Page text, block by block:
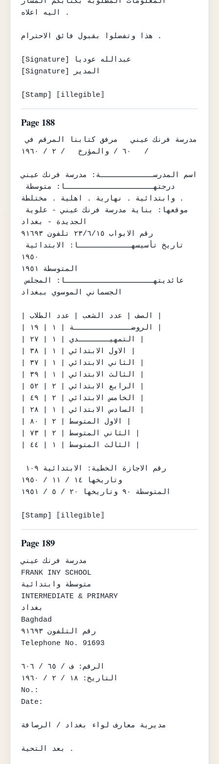
اليه اعلاه .
هذا وتفضلوا بقبول فائق الاحترام .
[Signature] عبدالله عوديا
[Signature] المدير
[Stamp] ⟦illegible⟧
Page 188
مدرسة فرنك عيني   مرفق كتابنا المرقم في
/   ٦٠ / والمؤرخ   / ٢ / ١٩٦٠
اسم المدرســــــــــــة: مدرسة فرنك عيني
وابتدائية . نهارية . اهلية . مختلطة .
الجديدة - بغداد
رقم الابواب ٢٣/٦/١٥ تلفون ٩١٦٩٣
١٩٥٠
المتوسطة ١٩٥١
عائديتهــــــــــــــــــــا: المجلس
الجسماني الموسوي ببغداد
| الصف | عدد الشعب | عدد الطلاب |
وتاريخها ١٤ / ١١ / ١٩٥٠
المتوسطة ٩٠ وتاريخها ٢٠ / ٥ / ١٩٥١
[Stamp] ⟦illegible⟧
Page 189
مدرسة فرنك عيني
FRANK INY SCHOOL
متوسطة وابتدائية
INTERMEDIATE & PRIMARY
بغداد
Baghdad
رقم التلفون ٩١٦٩٣
Telephone No. 91693
الرقم: ف / ٦٥ / ٦٠٦
التاريخ: ١٨ / ٢ / ١٩٦٠
No.:
Date:
مديرية معارف لواء بغداد / الرصافة
بعد التحية .